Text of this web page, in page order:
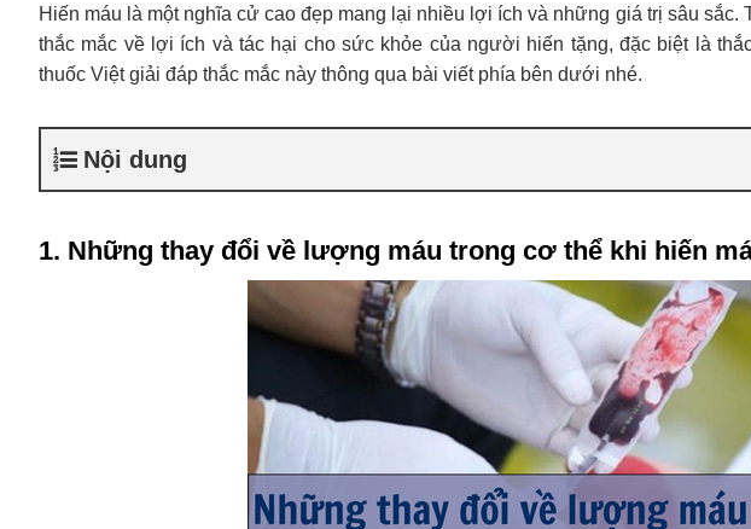
Hiến máu là một nghĩa cử cao đẹp mang lại nhiều lợi ích và những giá trị sâu sắc.
thắc mắc về lợi ích và tác hại cho sức khỏe của người hiến tặng, đặc biệt là
thuốc Việt giải đáp thắc mắc này thông qua bài viết phía bên dưới nhé.
Nội dung
1. Những thay đổi về lượng máu trong cơ thể khi hiến